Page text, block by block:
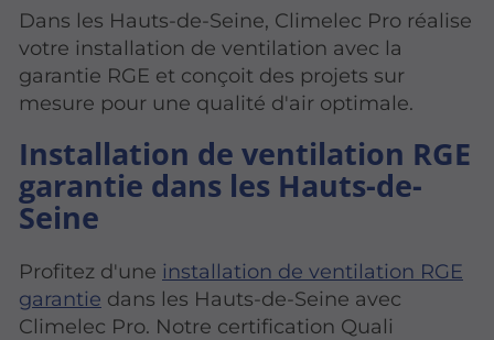
Dans les Hauts-de-Seine, Climelec Pro réalise
votre installation de ventilation avec la
garantie RGE et conçoit des projets sur
mesure pour une qualité d'air optimale.
Installation de ventilation RGE
garantie dans les Hauts-de-
Seine
Profitez d'une installation de ventilation RGE
garantie dans les Hauts-de-Seine avec
Climelec Pro. Notre certification Quali